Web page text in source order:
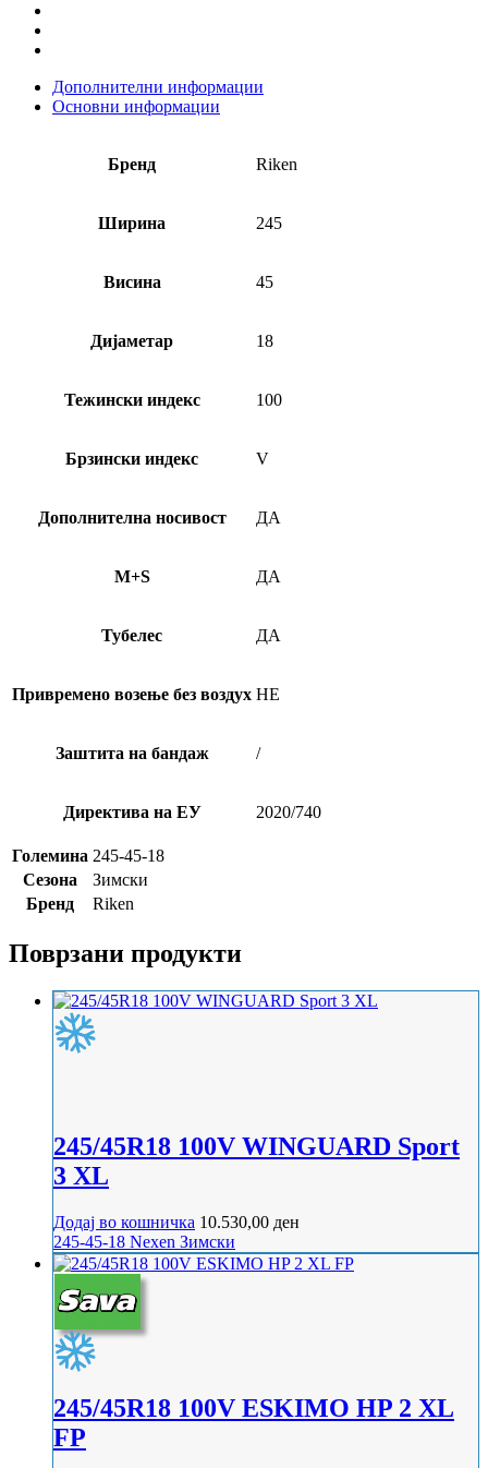
Дополнителни информации
Основни информации
Бренд Riken
Ширина 245
Висина 45
Дијаметар 18
Тежински индекс 100
Брзински индекс V
Дополнителна носивост ДА
M+S ДА
Тубелес ДА
Привремено возење без воздух НЕ
Заштита на бандаж /
Директива на ЕУ 2020/740
Големина 245-45-18
Сезона
Зимски
Бренд
Riken
Поврзани продукти
245/45R18 100V WINGUARD Sport
3 XL
Додај во кошничка 10.530,00 ден
245-45-18 Nexen Зимски
245/45R18 100V ESKIMO HP 2 XL
FP